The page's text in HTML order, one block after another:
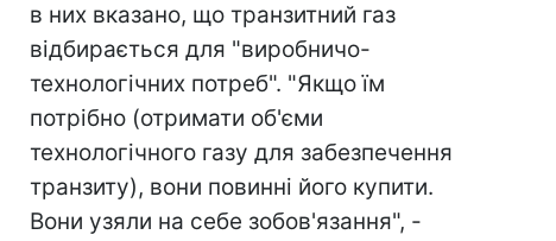
в них вказано, що транзитний газ
відбирається для "виробничо-
технологічних потреб". "Якщо їм
потрібно (отримати об'єми
технологічного газу для забезпечення
транзиту), вони повинні його купити.
Вони узяли на себе зобов'язання", -